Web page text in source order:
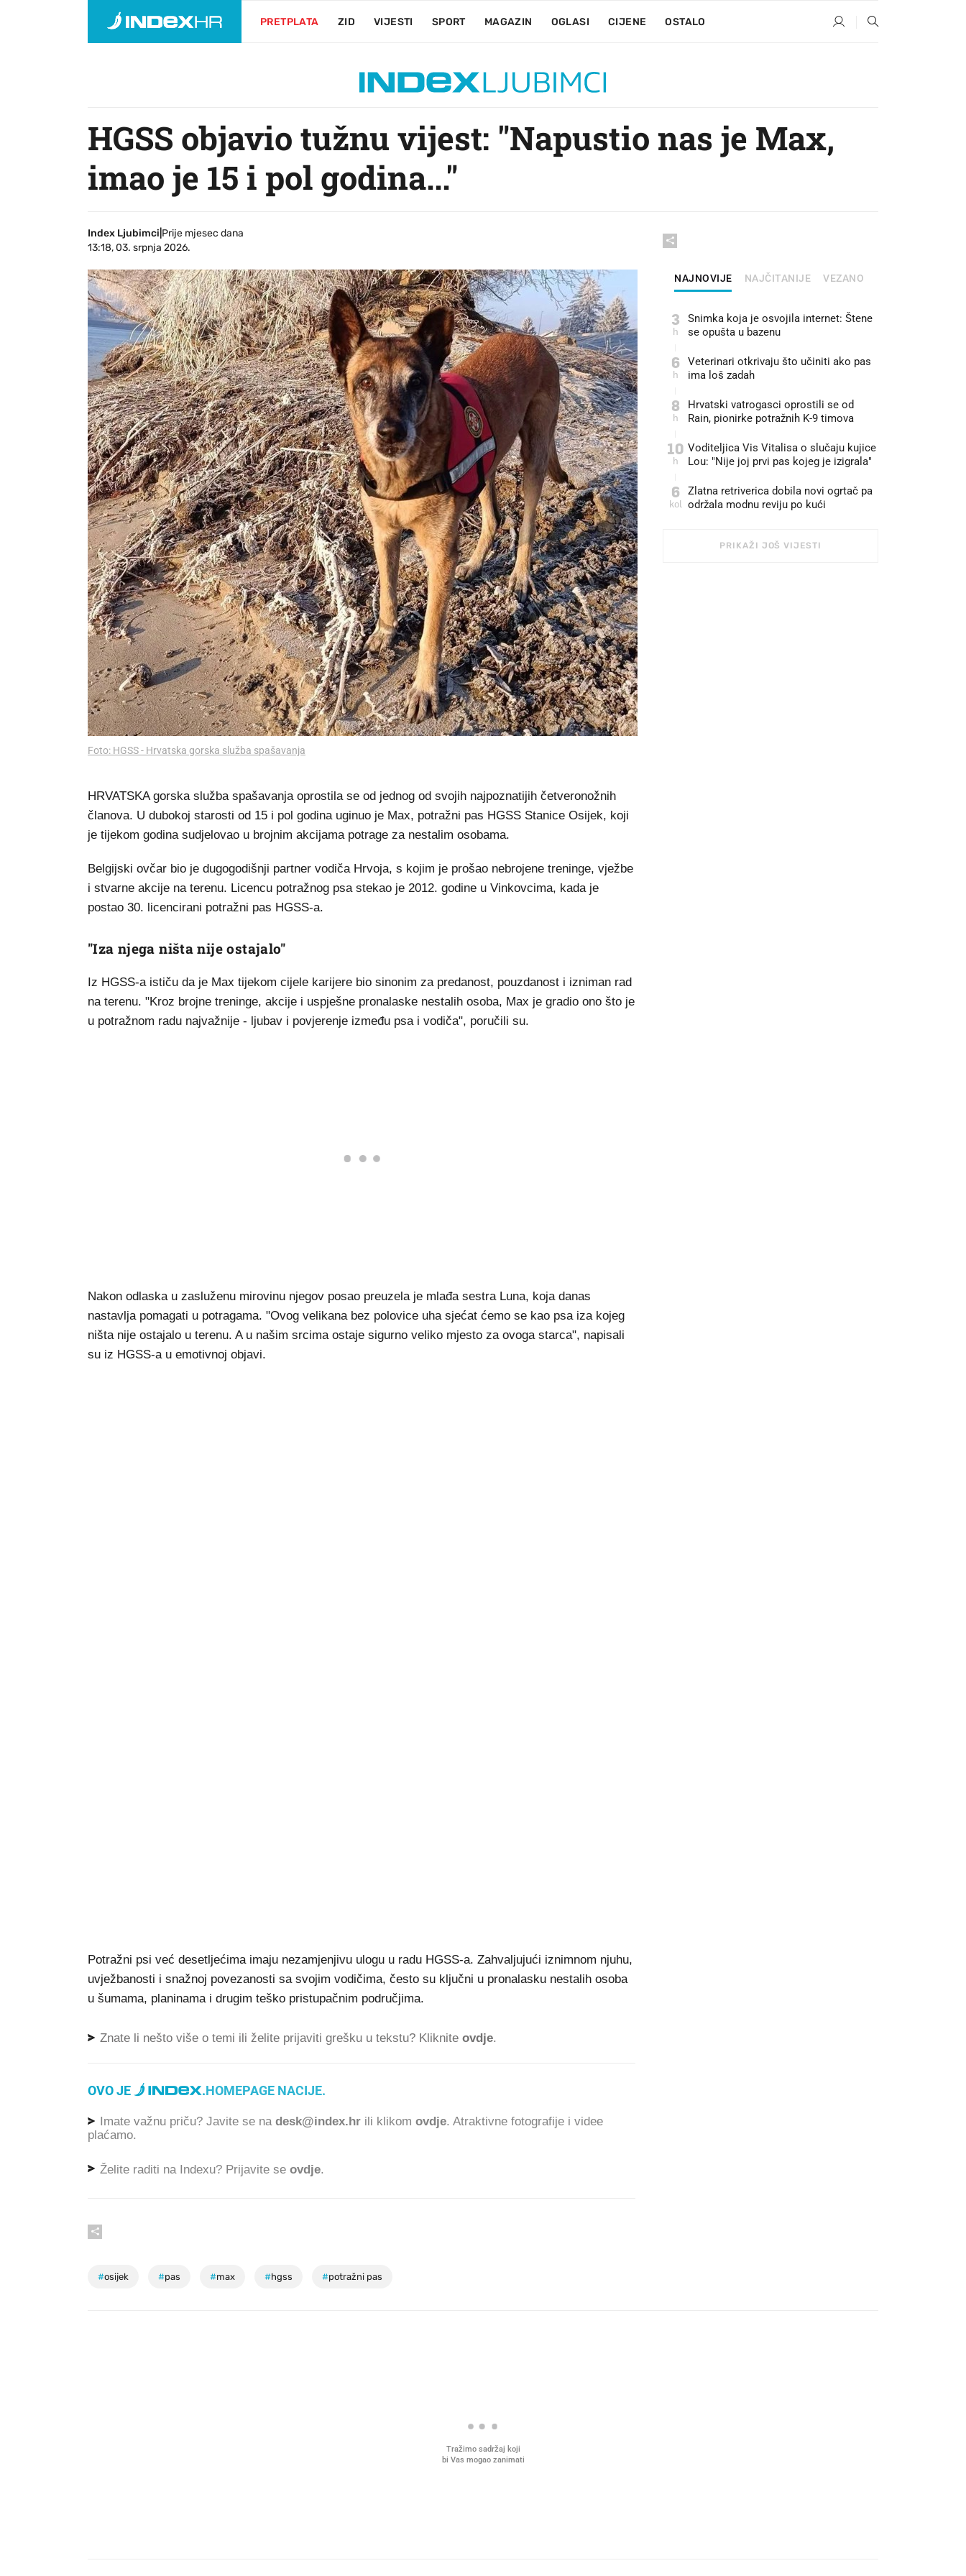
PRETPLATA ZID VIJESTI SPORT MAGAZIN OGLASI CIJENE OSTALO
HGSS objavio tužnu vijest: "Napustio nas je Max,
imao je 15 i pol godina..."
Index Ljubimci
Prije mjesec dana
13:18, 03. srpnja 2026.
Foto: HGSS - Hrvatska gorska služba spašavanja
HRVATSKA gorska služba spašavanja oprostila se od jednog od svojih najpoznatijih četveronožnih
članova. U dubokoj starosti od 15 i pol godina uginuo je Max, potražni pas HGSS Stanice Osijek, koji
je tijekom godina sudjelovao u brojnim akcijama potrage za nestalim osobama.
Belgijski ovčar bio je dugogodišnji partner vodiča Hrvoja, s kojim je prošao nebrojene treninge, vježbe
i stvarne akcije na terenu. Licencu potražnog psa stekao je 2012. godine u Vinkovcima, kada je
postao 30. licencirani potražni pas HGSS-a.
"Iza njega ništa nije ostajalo"
Iz HGSS-a ističu da je Max tijekom cijele karijere bio sinonim za predanost, pouzdanost i izniman rad
na terenu. "Kroz brojne treninge, akcije i uspješne pronalaske nestalih osoba, Max je gradio ono što je
u potražnom radu najvažnije - ljubav i povjerenje između psa i vodiča", poručili su.
Nakon odlaska u zasluženu mirovinu njegov posao preuzela je mlađa sestra Luna, koja danas
nastavlja pomagati u potragama. "Ovog velikana bez polovice uha sjećat ćemo se kao psa iza kojeg
ništa nije ostajalo u terenu. A u našim srcima ostaje sigurno veliko mjesto za ovoga starca", napisali
su iz HGSS-a u emotivnoj objavi.
Potražni psi već desetljećima imaju nezamjenjivu ulogu u radu HGSS-a. Zahvaljujući iznimnom njuhu,
uvježbanosti i snažnoj povezanosti sa svojim vodičima, često su ključni u pronalasku nestalih osoba
u šumama, planinama i drugim teško pristupačnim područjima.
Znate li nešto više o temi ili želite prijaviti grešku u tekstu? Kliknite ovdje.
OVO JE .HOMEPAGE NACIJE.
Imate važnu priču? Javite se na desk@index.hr ili klikom ovdje. Atraktivne fotografije i videe
plaćamo.
Želite raditi na Indexu? Prijavite se ovdje.
#osijek #pas #max #hgss #potražni pas
NAJNOVIJE NAJČITANIJE VEZANO
3
h
Snimka koja je osvojila internet: Štene
se opušta u bazenu
6
h
Veterinari otkrivaju što učiniti ako pas
ima loš zadah
8
h
Hrvatski vatrogasci oprostili se od
Rain, pionirke potražnih K-9 timova
10
h
Voditeljica Vis Vitalisa o slučaju kujice
Lou: "Nije joj prvi pas kojeg je izigrala"
6
kol
Zlatna retriverica dobila novi ogrtač pa
održala modnu reviju po kući 🤩
PRIKAŽI JOŠ VIJESTI
Tražimo sadržaj koji
bi Vas mogao zanimati